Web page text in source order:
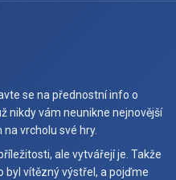
se na přednostní info o
nikdy vám neunikne nejnovější
vrcholu své hry.
ale vytvářejí je. Takže
byl vítězný výstřel, a pojďme